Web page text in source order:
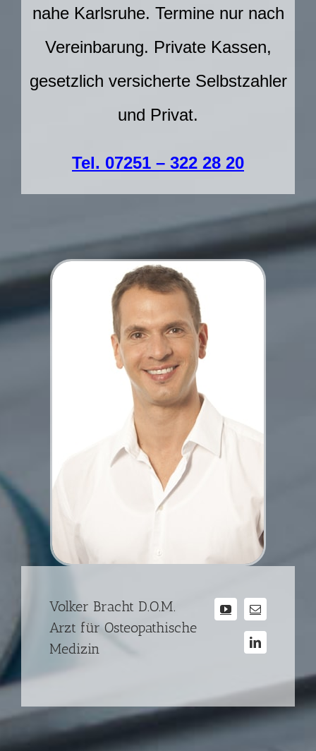
nahe Karlsruhe. Termine nur nach
Vereinbarung. Private Kassen,
gesetzlich versicherte Selbstzahler
und Privat.
Tel. 07251 – 322 28 20
Volker Bracht D.O.M.
Arzt für Osteopathische
Medizin